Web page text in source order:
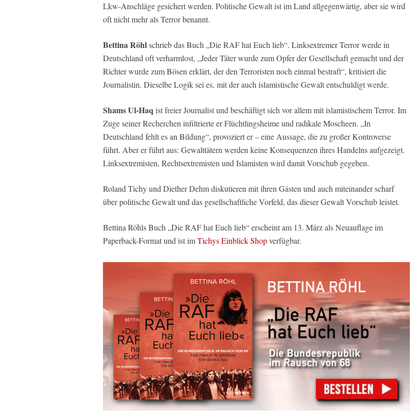
Lkw-Anschläge gesichert werden. Politische Gewalt ist im Land allgegenwärtig, aber sie wird
oft nicht mehr als Terror benannt.
Bettina Röhlschrieb das Buch „Die RAF hat Euch lieb“. Linksextremer Terror werde in
Deutschland oft verharmlost, „Jeder Täter wurde zum Opfer der Gesellschaft gemacht und der
Richter wurde zum Bösen erklärt, der den Terroristen noch einmal bestraft“, kritisiert die
Journalistin. Dieselbe Logik sei es, mit der auch islamistische Gewalt entschuldigt werde.
Shams Ul-Haq ist freier Journalist und beschäftigt sich vor allem mit islamistischem Terror. Im
Zuge seiner Recherchen infiltrierte er Flüchtlingsheime und radikale Moscheen. „In
Deutschland fehlt es an Bildung“, provoziert er – eine Aussage, die zu großer Kontroverse
führt. Aber er führt aus: Gewalttätern werden keine Konsequenzen ihres Handelns aufgezeigt.
Linksextremisten, Rechtsextremisten und Islamisten wird damit Vorschub gegeben.
Roland Tichy und Diether Dehm diskutieren mit ihren Gästen und auch miteinander scharf
über politische Gewalt und das gesellschaftliche Vorfeld, das dieser Gewalt Vorschub leistet.
Bettina Röhls Buch „Die RAF hat Euch lieb“ erscheint am 13. März als Neuauflage im
Paperback-Format und ist imTichys Einblick Shopverfügbar.